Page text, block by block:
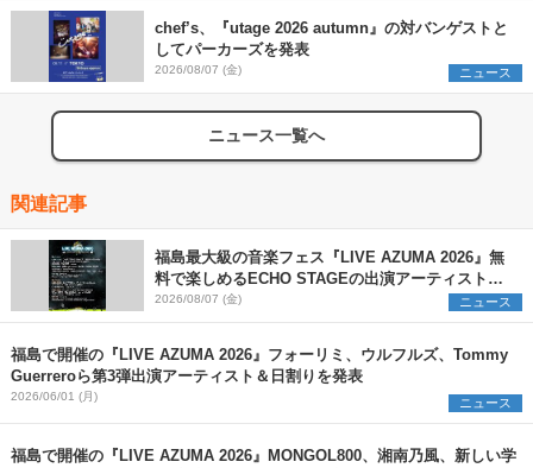
chef’s、『utage 2026 autumn』の対バンゲストと
してパーカーズを発表
2026/08/07 (金) ニュース
ニュース一覧へ
関連記事
福島最大級の音楽フェス『LIVE AZUMA 2026』無
料で楽しめるECHO STAGEの出演アーティストを
発表
2026/08/07 (金) ニュース
福島で開催の『LIVE AZUMA 2026』フォーリミ、ウルフルズ、Tommy
Guerreroら第3弾出演アーティスト＆日割りを発表
2026/06/01 (月) ニュース
福島で開催の『LIVE AZUMA 2026』MONGOL800、湘南乃⾵、新しい学